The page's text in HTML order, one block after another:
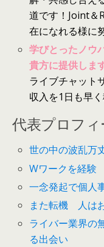
道です！Joint＆
在になれる様に
学びとったノウ
貴方に提供しま
ライブチャット
収入を1日も早
代表プロフ
世の中の波乱万
Wワークを経験
一念発起で個人
また転機 人は
ライバー業界の
る出会い